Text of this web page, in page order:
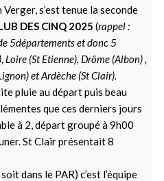
s’est tenue la seconde
DES CINQ 2025 (rappel :
5départements et donc 5
Loire (St Etienne), Drôme (Albon) ,
et Ardèche (St Clair).
pluie au départ puis beau
que ces derniers jours
à 2, départ groupé à 9h00
St Clair présentait 8
dans le PAR) c’est l’équipe